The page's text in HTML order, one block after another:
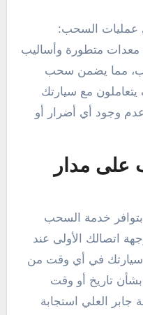
عمليات السحب:
متطورة وأساليب
مما يضمن سحب
يتعاملون مع سيارتك
وجود أي أضرار أو
على مدار
خدمة السحب
اتصالك الأولى عند
في أي وقت من
بشأن تاريخ أو وقت
العلي استجابة